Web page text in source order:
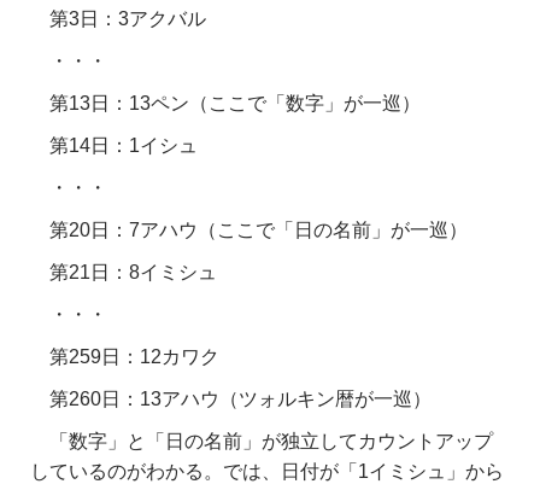
第3日：3アクバル
・・・
第13日：13ペン（ここで「数字」が一巡）
第14日：1イシュ
・・・
第20日：7アハウ（ここで「日の名前」が一巡）
第21日：8イミシュ
・・・
第259日：12カワク
第260日：13アハウ（ツォルキン暦が一巡）
「数字」と「日の名前」が独立してカウントアップ
しているのがわかる。では、日付が「1イミシュ」から